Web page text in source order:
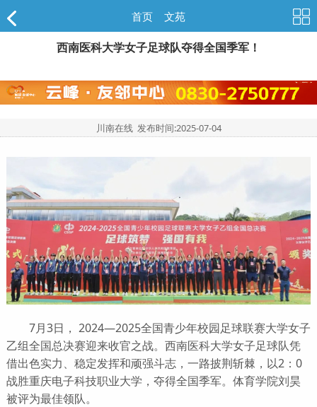
首页 文苑
西南医科大学女子足球队夺得全国季军！
川南在线 发布时间:2025-07-04
7月3日， 2024—2025全国青少年校园足球联赛大学女子
乙组全国总决赛迎来收官之战。西南医科大学女子足球队凭
借出色实力、稳定发挥和顽强斗志，一路披荆斩棘，以2：0
战胜重庆电子科技职业大学，夺得全国季军。体育学院刘昊
被评为最佳领队。